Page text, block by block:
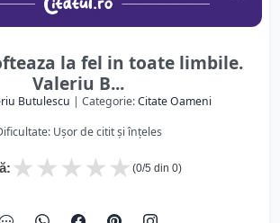
la fel in toate limbile.
Valeriu B...
Butulescu | Categorie:Citate Oameni
Ușor de citit și înțeles
★
★
★
★
★ (0/5 din 0)